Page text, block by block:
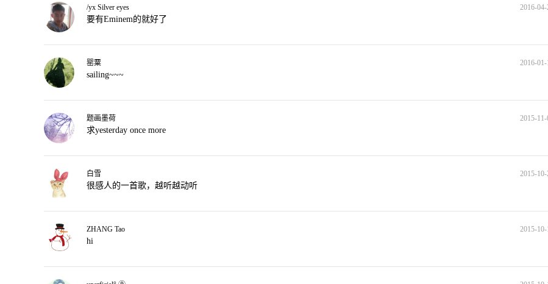
2016-
/yx Silver eyes
要有Eminem的就好了
2016-
罂粟
sailing~~~
2015-
题画墨荷
求yesterday once more
2015-
白雪
很感人的一首歌，越听越动听
2015-10-
ZHANG Tao
hi